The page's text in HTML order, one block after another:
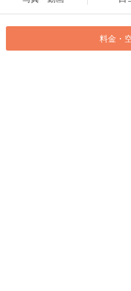
料金・